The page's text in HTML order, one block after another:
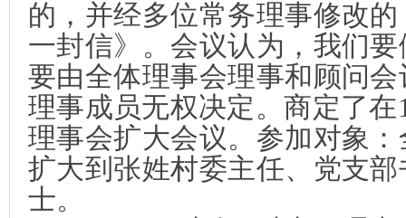
的，并经多位常务理事修改
一封信》。会议认为，我们
要由全体理事会理事和顾问
理事成员无权决定。商定了在
理事会扩大会议。参加对象
扩大到张姓村委主任、党支
士。